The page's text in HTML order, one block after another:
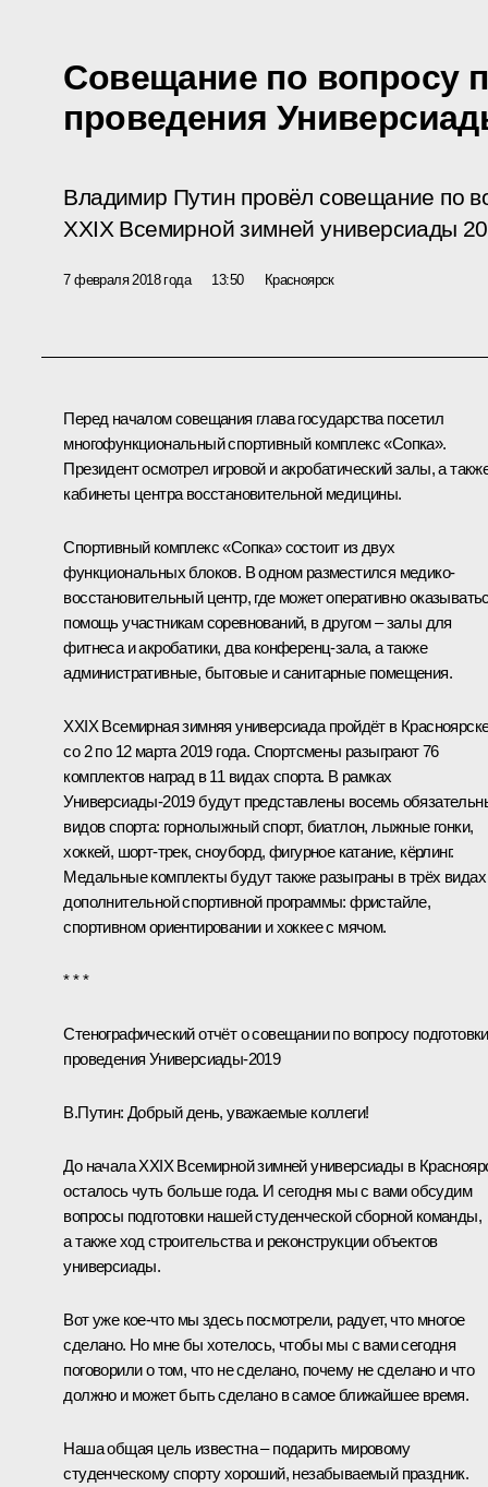
Совещание по вопросу
проведения
Владимир Путин провёл совещание по
XXIX Всемирной зимней универсиады
7 февраля 2018 года 13:50 Красноярск
Перед началом совещания глава государства посетил
многофункциональный спортивный комплекс «Сопка».
Президент осмотрел игровой и акробатический залы, а
кабинеты центра восстановительной медицины.
Спортивный комплекс «Сопка» состоит из двух
функциональных блоков. В одном разместился медико-
восстановительный центр, где может оперативно
помощь участникам соревнований, в другом – залы для
фитнеса и акробатики, два конференц-зала, а также
административные, бытовые и санитарные помещения.
XXIX Всемирная зимняя универсиада пройдёт в
со 2 по 12 марта 2019 года. Спортсмены разыграют 76
комплектов наград в 11 видах спорта. В рамках
Универсиады-2019 будут представлены восемь
видов спорта: горнолыжный спорт, биатлон, лыжные гонки,
хоккей, шорт-трек, сноуборд, фигурное катание, кёрлинг.
Медальные комплекты будут также разыграны в трёх видах
дополнительной спортивной программы: фристайле,
спортивном ориентировании и хоккее с мячом.
* * *
Стенографический отчёт о совещании по вопросу подготовки
проведения Универсиады-2019
В.Путин: Добрый день, уважаемые коллеги!
До начала XXIX Всемирной зимней универсиады в
осталось чуть больше года. И сегодня мы с вами обсудим
вопросы подготовки нашей студенческой сборной команды,
а также ход строительства и реконструкции объектов
универсиады.
Вот уже кое-что мы здесь посмотрели, радует, что многое
сделано. Но мне бы хотелось, чтобы мы с вами сегодня
поговорили о том, что не сделано, почему не сделано и что
должно и может быть сделано в самое ближайшее время.
Наша общая цель известна – подарить мировому
студенческому спорту хороший, незабываемый праздник.